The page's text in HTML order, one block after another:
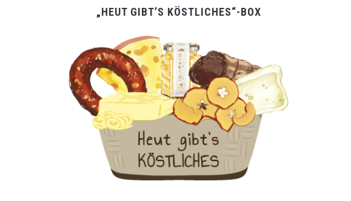
„HEUT GIBT’S KÖSTLICHES“-BOX